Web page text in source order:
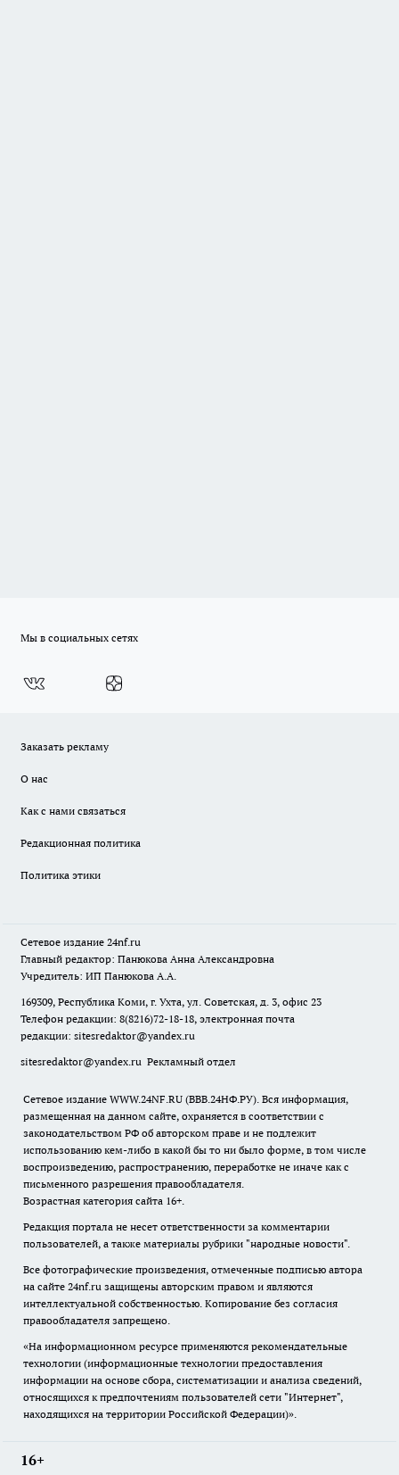
Мы в социальных сетях
Заказать рекламу
О нас
Как с нами связаться
Редакционная политика
Политика этики
Сетевое издание 24nf.ru
Главный редактор: Панюкова Анна Александровна
Учредитель: ИП Панюкова А.А.
169309, Республика Коми, г. Ухта, ул. Советская, д. 3, офис 23
Телефон редакции: 8(8216)72-18-18, электронная почта
редакции: sitesredaktor@yandex.ru
sitesredaktor@yandex.ru Рекламный отдел
Сетевое издание WWW.24NF.RU (ВВВ.24НФ.РУ). Вся информация,
размещенная на данном сайте, охраняется в соответствии с
законодательством РФ об авторском праве и не подлежит
использованию кем-либо в какой бы то ни было форме, в том числе
воспроизведению, распространению, переработке не иначе как с
письменного разрешения правообладателя.
Возрастная категория сайта 16+.
Редакция портала не несет ответственности за комментарии
пользователей, а также материалы рубрики "народные новости".
Все фотографические произведения, отмеченные подписью автора
на сайте 24nf.ru защищены авторским правом и являются
интеллектуальной собственностью. Копирование без согласия
правообладателя запрещено.
«На информационном ресурсе применяются рекомендательные
технологии (информационные технологии предоставления
информации на основе сбора, систематизации и анализа сведений,
относящихся к предпочтениям пользователей сети "Интернет",
находящихся на территории Российской Федерации)».
16+